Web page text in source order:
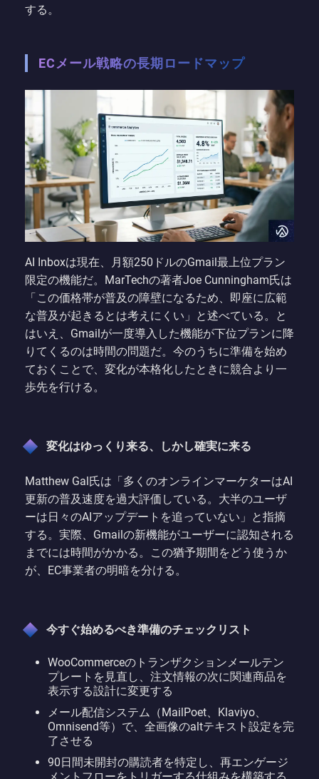
する。
ECメール戦略の長期ロードマップ
AI Inboxは現在、月額250ドルのGmail最上位プラン
限定の機能だ。MarTechの著者Joe Cunningham氏は
「この価格帯が普及の障壁になるため、即座に広範
な普及が起きるとは考えにくい」と述べている。と
はいえ、Gmailが一度導入した機能が下位プランに降
りてくるのは時間の問題だ。今のうちに準備を始め
ておくことで、変化が本格化したときに競合より一
歩先を行ける。
変化はゆっくり来る、しかし確実に来る
Matthew Gal氏は「多くのオンラインマーケターはAI
更新の普及速度を過大評価している。大半のユーザ
ーは日々のAIアップデートを追っていない」と指摘
する。実際、Gmailの新機能がユーザーに認知される
までには時間がかかる。この猶予期間をどう使うか
が、EC事業者の明暗を分ける。
今すぐ始めるべき準備のチェックリスト
WooCommerceのトランザクションメールテン
プレートを見直し、注文情報の次に関連商品を
表示する設計に変更する
メール配信システム（MailPoet、Klaviyo、
Omnisend等）で、全画像のaltテキスト設定を完
了させる
90日間未開封の購読者を特定し、再エンゲージ